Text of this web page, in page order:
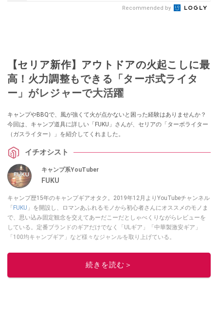
Recommended by
【セリア新作】アウトドアの火起こしに最
高！火力調整もできる「ターボ式ライタ
ー」がレジャーで大活躍
キャンプやBBQで、風が強くて火が点かないと困った経験はありませんか？
今回は、キャンプ道具に詳しい「FUKU」さんが、セリアの「ターボライター
（ガスライター）」を紹介してくれました。
イチオシスト
キャンプ系YouTuber
FUKU
キャンプ歴15年のキャンプギアオタク。2019年12月よりYouTubeチャンネル
「FUKU 」を開設し、ロマンあふれるモノから初心者さんにオススメのモノま
で、思い込み固定観念を交えてあーだこーだとしゃべくりながらレビューを
している。定番ブランドのギアだけでなく「ULギア」「中華製激安ギア」
「100均キャンプギア」など様々なジャンルを取り上げている。
このイチオシストの他の記事を読む
続きを読む＞